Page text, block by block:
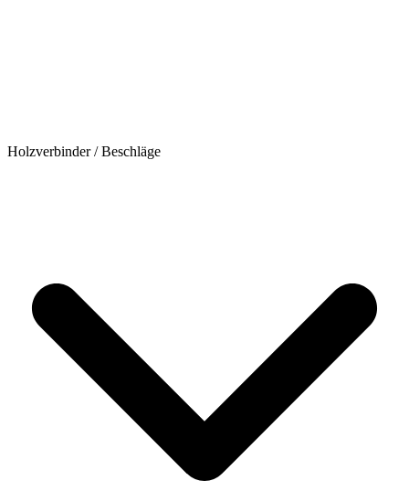
Holzverbinder / Beschläge